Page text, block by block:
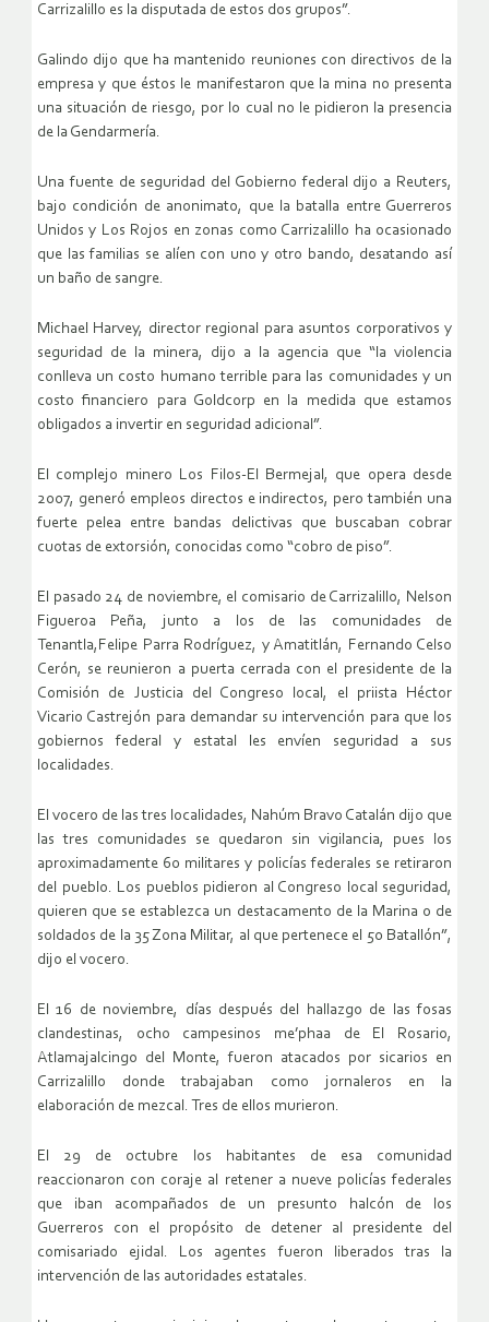
Carrizalillo es la disputada de estos dos grupos”.
Galindo dijo que ha mantenido reuniones con directivos de la
empresa y que éstos le manifestaron que la mina no presenta
una situación de riesgo, por lo cual no le pidieron la presencia
de la Gendarmería.
Una fuente de seguridad del Gobierno federal dijo a Reuters,
bajo condición de anonimato, que la batalla entre Guerreros
Unidos y Los Rojos en zonas como Carrizalillo ha ocasionado
que las familias se alíen con uno y otro bando, desatando así
un baño de sangre.
Michael Harvey, director regional para asuntos corporativos y
seguridad de la minera, dijo a la agencia que “la violencia
conlleva un costo humano terrible para las comunidades y un
costo financiero para Goldcorp en la medida que estamos
obligados a invertir en seguridad adicional”.
El complejo minero Los Filos-El Bermejal, que opera desde
2007, generó empleos directos e indirectos, pero también una
fuerte pelea entre bandas delictivas que buscaban cobrar
cuotas de extorsión, conocidas como “cobro de piso”.
El pasado 24 de noviembre, el comisario de Carrizalillo, Nelson
Figueroa Peña, junto a los de las comunidades de
Tenantla,Felipe Parra Rodríguez, y Amatitlán, Fernando Celso
Cerón, se reunieron a puerta cerrada con el presidente de la
Comisión de Justicia del Congreso local, el priista Héctor
Vicario Castrejón para demandar su intervención para que los
gobiernos federal y estatal les envíen seguridad a sus
localidades.
El vocero de las tres localidades, Nahúm Bravo Catalán dijo que
las tres comunidades se quedaron sin vigilancia, pues los
aproximadamente 60 militares y policías federales se retiraron
del pueblo. Los pueblos pidieron al Congreso local seguridad,
quieren que se establezca un destacamento de la Marina o de
soldados de la 35 Zona Militar, al que pertenece el 50 Batallón”,
dijo el vocero.
El 16 de noviembre, días después del hallazgo de las fosas
clandestinas, ocho campesinos me’phaa de El Rosario,
Atlamajalcingo del Monte, fueron atacados por sicarios en
Carrizalillo donde trabajaban como jornaleros en la
elaboración de mezcal. Tres de ellos murieron.
El 29 de octubre los habitantes de esa comunidad
reaccionaron con coraje al retener a nueve policías federales
que iban acompañados de un presunto halcón de los
Guerreros con el propósito de detener al presidente del
comisariado ejidal. Los agentes fueron liberados tras la
intervención de las autoridades estatales.